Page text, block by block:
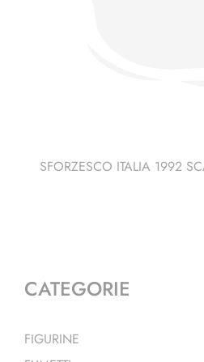
SFORZESCO ITALIA 1992
CATEGORIE
FIGURINE